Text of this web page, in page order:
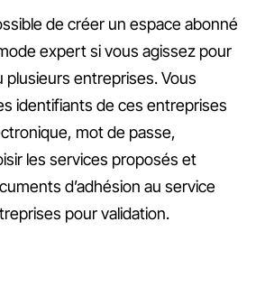
de créer un espace abonné
expert si vous agissez pour
plusieurs entreprises. Vous
identifiants de ces entreprises
mot de passe,
les services proposés et
d’adhésion au service
pour validation.